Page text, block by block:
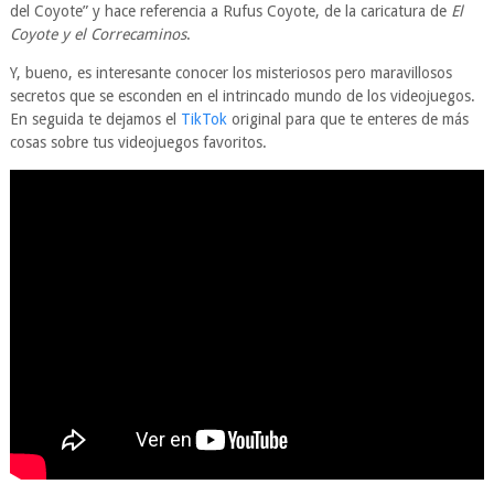
del Coyote” y hace referencia a Rufus Coyote, de la caricatura de El
Coyote y el Correcaminos.
Y, bueno, es interesante conocer los misteriosos pero maravillosos
secretos que se esconden en el intrincado mundo de los videojuegos.
En seguida te dejamos el TikTok original para que te enteres de más
cosas sobre tus videojuegos favoritos.